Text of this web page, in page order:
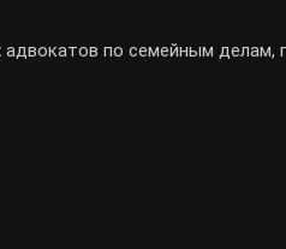
по семейным делам,